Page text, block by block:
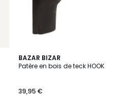
BAZAR BIZAR
Patère en bois de teck HOOK
39,95 €